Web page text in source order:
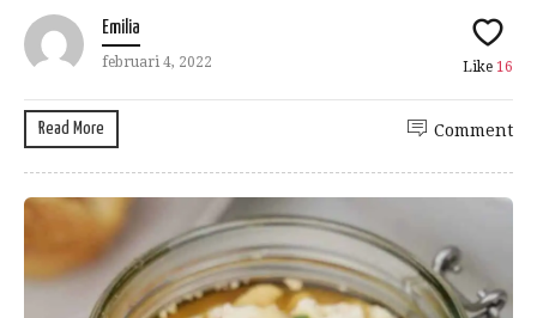
Emilia
februari 4, 2022 Like 16
Read More Comment